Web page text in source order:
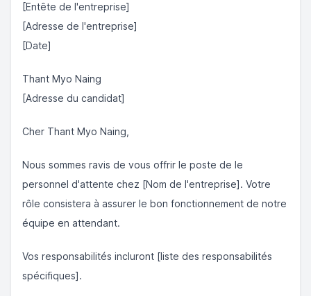
[Entête de l'entreprise]
[Adresse de l'entreprise]
[Date]
Thant Myo Naing
[Adresse du candidat]
Cher Thant Myo Naing,
Nous sommes ravis de vous offrir le poste de le
personnel d'attente chez [Nom de l'entreprise]. Votre
rôle consistera à assurer le bon fonctionnement de notre
équipe en attendant.
Vos responsabilités incluront [liste des responsabilités
spécifiques].